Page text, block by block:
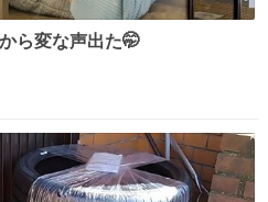
ら変な声出た🤭